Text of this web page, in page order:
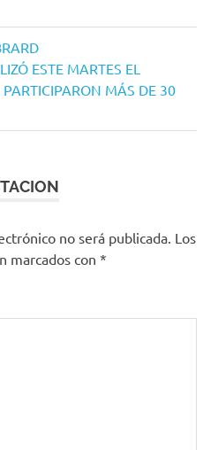
ESTE MARTES EL
MÁS DE 30
no será publicada. Los
marcados con *